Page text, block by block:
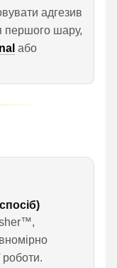
адгезив
першого шару,
або